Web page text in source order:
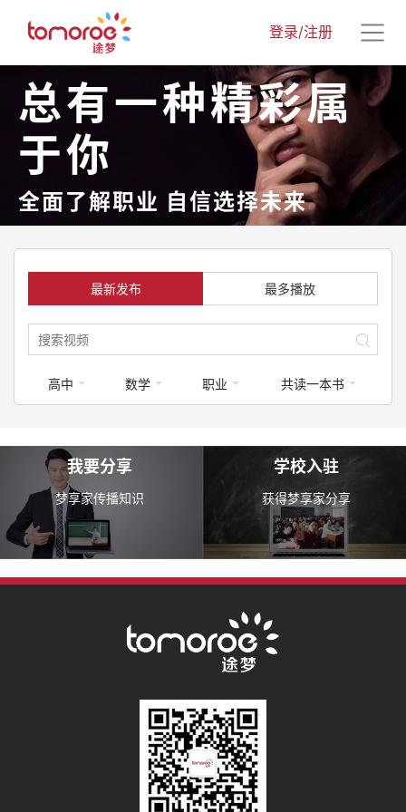
登录/注册
总有一种精彩属
于你
全面了解职业 自信选择未来
最新发布 最多播放
高中 数学 职业 共读一本书
我要分享
梦享家传播知识
学校入驻
获得梦享家分享